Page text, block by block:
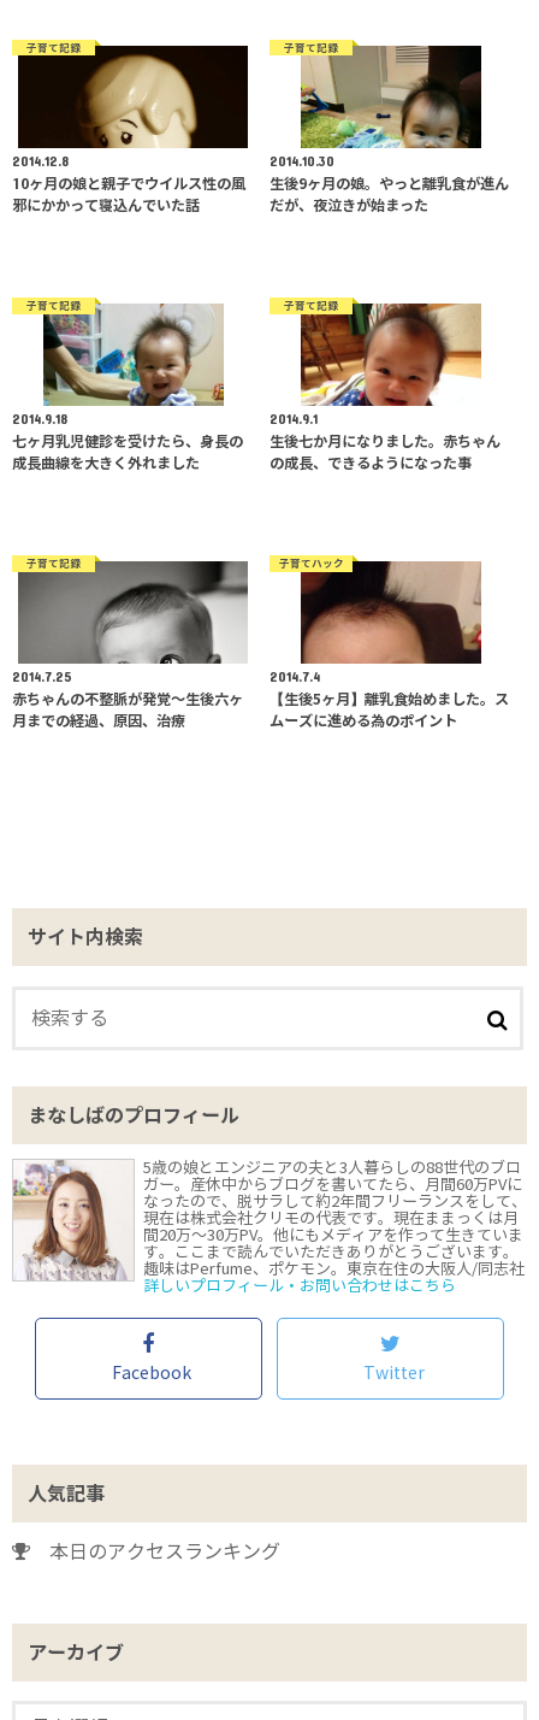
子育て記録
2014.12.8
10ヶ月の娘と親子でウイルス性の風
邪にかかって寝込んでいた話
子育て記録
2014.10.30
生後9ヶ月の娘。やっと離乳食が進ん
だが、夜泣きが始まった
子育て記録
2014.9.18
七ヶ月乳児健診を受けたら、身長の
成長曲線を大きく外れました
子育て記録
2014.9.1
生後七か月になりました。赤ちゃん
の成長、できるようになった事
子育て記録
2014.7.25
赤ちゃんの不整脈が発覚〜生後六ヶ
月までの経過、原因、治療
子育てハック
2014.7.4
【生後5ヶ月】離乳食始めました。ス
ムーズに進める為のポイント
サイト内検索
まなしばのプロフィール
5歳の娘とエンジニアの夫と3人暮らしの88世代のブロ
ガー。産休中からブログを書いてたら、月間60万PVに
なったので、脱サラして約2年間フリーランスをして、
現在は株式会社クリモの代表です。現在ままっくは月
間20万〜30万PV。他にもメディアを作って生きていま
す。ここまで読んでいただきありがとうございます。
趣味はPerfume、ポケモン。東京在住の大阪人/同志社
詳しいプロフィール・お問い合わせはこちら
Facebook Twitter
人気記事
本日のアクセスランキング
アーカイブ